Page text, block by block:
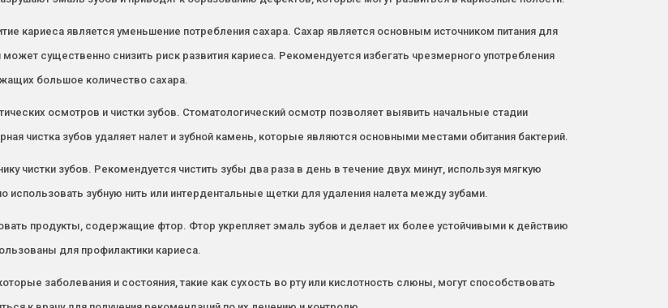
кариеса является уменьшение потребления сахара. Сахар является основным источником питания для
может существенно снизить риск развития кариеса. Рекомендуется избегать чрезмерного употребления
большое количество сахара.
осмотров и чистки зубов. Стоматологический осмотр позволяет выявить начальные стадии
чистка зубов удаляет налет и зубной камень, которые являются основными местами обитания бактерий.
чистки зубов. Рекомендуется чистить зубы два раза в день в течение двух минут, используя мягкую
зубную нить или интердентальные щетки для удаления налета между зубами.
продукты, содержащие фтор. Фтор укрепляет эмаль зубов и делает их более устойчивыми к действию
для профилактики кариеса.
заболевания и состояния, такие как сухость во рту или кислотность слюны, могут способствовать